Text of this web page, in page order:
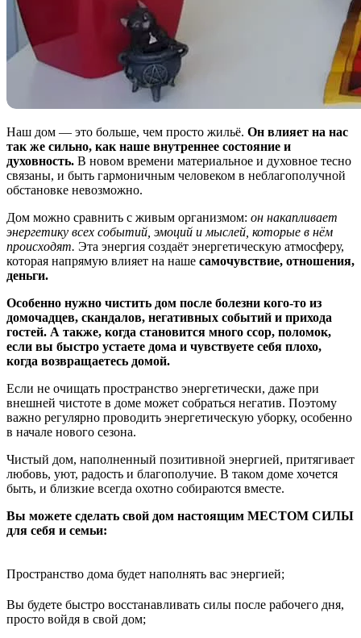
Наш дом — это больше, чем просто жильё. Он влияет на нас
так же сильно, как наше внутреннее состояние и
духовность. В новом времени материальное и духовное тесно
связаны, и быть гармоничным человеком в неблагополучной
обстановке невозможно.
Дом можно сравнить с живым организмом: он накапливает
энергетику всех событий, эмоций и мыслей, которые в нём
происходят. Эта энергия создаёт энергетическую атмосферу,
которая напрямую влияет на наше самочувствие, отношения,
деньги.
Особенно нужно чистить дом после болезни кого-то из
домочадцев, скандалов, негативных событий и прихода
гостей. А также, когда становится много ссор, поломок,
если вы быстро устаете дома и чувствуете себя плохо,
когда возвращаетесь домой.
Если не очищать пространство энергетически, даже при
внешней чистоте в доме может собраться негатив. Поэтому
важно регулярно проводить энергетическую уборку, особенно
в начале нового сезона.
Чистый дом, наполненный позитивной энергией, притягивает
любовь, уют, радость и благополучие. В таком доме хочется
быть, и близкие всегда охотно собираются вместе.
Вы можете сделать свой дом настоящим МЕСТОМ СИЛЫ
для себя и семьи:
Пространство дома будет наполнять вас энергией;
Вы будете быстро восстанавливать силы после рабочего дня,
просто войдя в свой дом;